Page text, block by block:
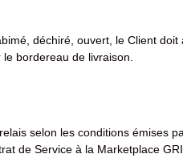
déchiré, ouvert, le Client
bordereau de livraison.
selon les conditions émises
de Service à la Marketplace